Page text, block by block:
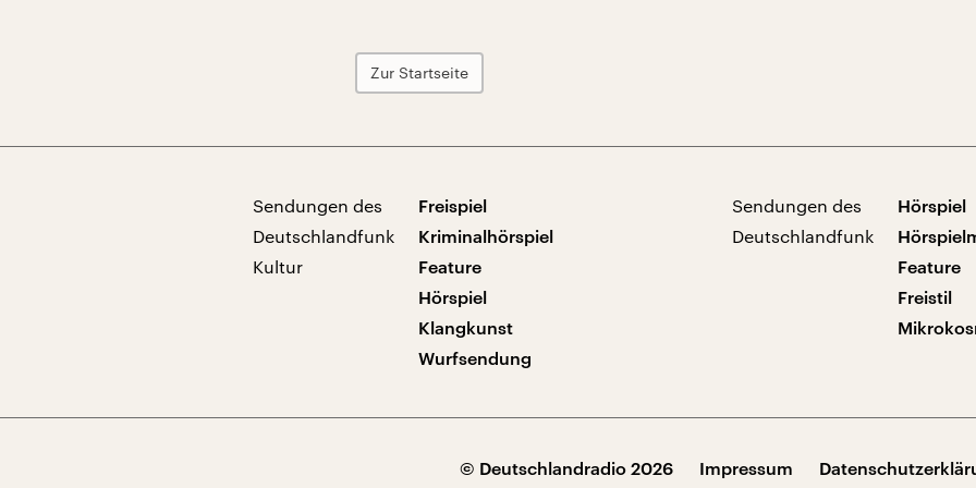
Zur Startseite
Sendungen des
Deutschlandfunk
Kultur
Freispiel
Kriminalhörspiel
Feature
Hörspiel
Klangkunst
Wurfsendung
Sendungen des
Deutschlandfunk
Hörspiel
Feature
Freistil
© Deutschlandradio 2026 Impressum